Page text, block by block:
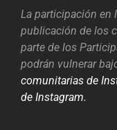
La participación en
publicación de los
parte de los
podrán vulnerar
comunitarias de
de Instagram.